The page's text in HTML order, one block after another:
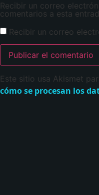
Recibir un correo
comentarios a esta
Recibir un correo
Este sitio usa Akismet
cómo se procesan los